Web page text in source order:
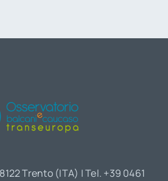
Trento (ITA) | Tel. +39 0461